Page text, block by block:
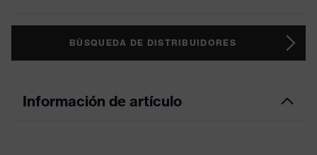
BÚSQUEDA DE DISTRIBUIDORES
Información de artículo